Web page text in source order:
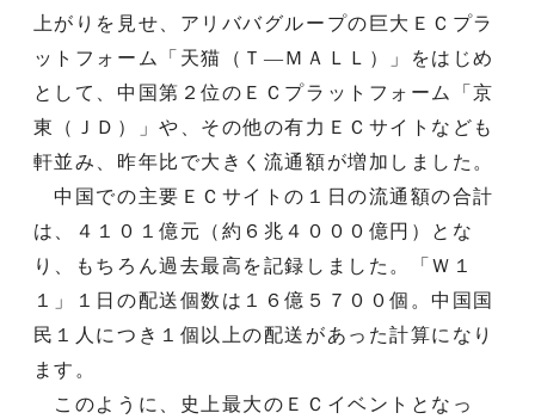
上がりを見せ、アリババグループの巨大ＥＣプラ
ットフォーム「天猫（Ｔ―ＭＡＬＬ）」をはじめ
として、中国第２位のＥＣプラットフォーム「京
東（ＪＤ）」や、その他の有力ＥＣサイトなども
軒並み、昨年比で大きく流通額が増加しました。
中国での主要ＥＣサイトの１日の流通額の合計
は、４１０１億元（約６兆４０００億円）とな
り、もちろん過去最高を記録しました。「Ｗ１
１」１日の配送個数は１６億５７００個。中国国
民１人につき１個以上の配送があった計算になり
ます。
このように、史上最大のＥＣイベントとなっ